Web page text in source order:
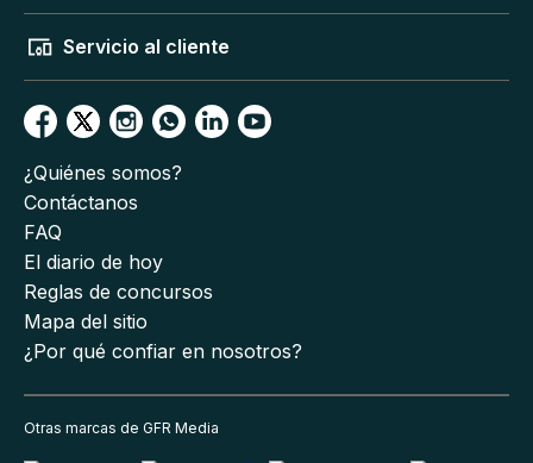
Servicio al cliente
¿Quiénes somos?
Contáctanos
FAQ
El diario de hoy
Reglas de concursos
Mapa del sitio
¿Por qué confiar en nosotros?
Otras marcas de GFR Media